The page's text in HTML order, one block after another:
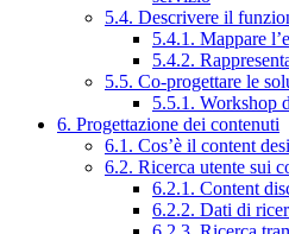
5.4. Descrivere il
5.4.1. Mappare
5.4.2.
5.5. Co-progettare le
5.5.1. Workshop
6. Progettazione dei contenuti
6.1. Cos’è il content
6.2. Ricerca utente sui
6.2.1. Content
6.2.2. Dati di